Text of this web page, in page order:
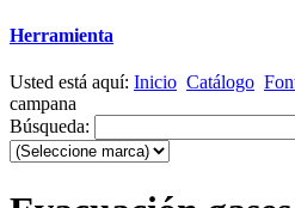
Herramienta
Usted está aquí: Inicio Catálogo
campana
Búsqueda: